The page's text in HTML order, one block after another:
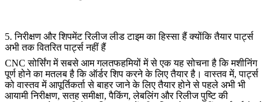
5. निरीक्षण और शिपमेंट रिलीज लीड टाइम का हिस्सा हैं क्योंकि तैयार पार्ट्स
अभी तक वितरित पार्ट्स नहीं हैं
CNC सोर्सिंग में सबसे आम गलतफहमियों में से एक यह सोचना है कि मशीनिंग
पूर्ण होने का मतलब है कि ऑर्डर शिप करने के लिए तैयार है। वास्तव में, पार्ट्स
को वास्तव में आपूर्तिकर्ता से बाहर जाने के लिए तैयार होने से पहले अभी भी
आयामी निरीक्षण, सतह समीक्षा, पैकिंग, लेबलिंग और रिलीज पुष्टि की